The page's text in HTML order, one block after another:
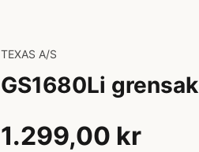
TEXAS A/S
GS1680Li
1.299,00 kr